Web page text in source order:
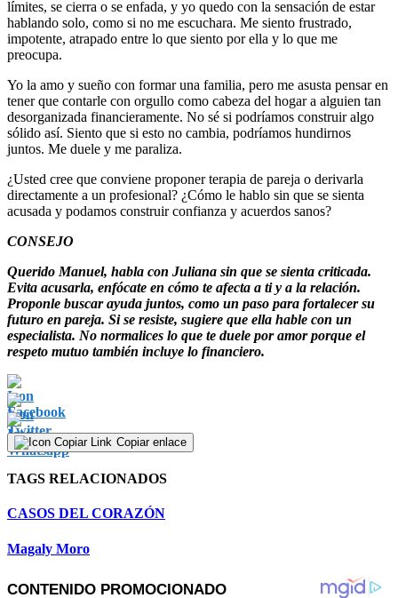
límites, se cierra o se enfada, y yo quedo con la sensación de estar
hablando solo, como si no me escuchara. Me siento frustrado,
impotente, atrapado entre lo que siento por ella y lo que me
preocupa.
Yo la amo y sueño con formar una familia, pero me asusta pensar en
tener que contarle con orgullo como cabeza del hogar a alguien tan
desorganizada financieramente. No sé si podríamos construir algo
sólido así. Siento que si esto no cambia, podríamos hundirnos
juntos. Me duele y me paraliza.
¿Usted cree que conviene proponer terapia de pareja o derivarla
directamente a un profesional? ¿Cómo le hablo sin que se sienta
acusada y podamos construir confianza y acuerdos sanos?
CONSEJO
Querido Manuel, habla con Juliana sin que se sienta criticada.
Evita acusarla, enfócate en cómo te afecta a ti y a la relación.
Proponle buscar ayuda juntos, como un paso para fortalecer su
futuro en pareja. Si se resiste, sugiere que ella hable con un
especialista. No normalices lo que te duele por amor porque el
respeto mutuo también incluye lo financiero.
Copiar enlace
TAGS RELACIONADOS
CASOS DEL CORAZÓN
Magaly Moro